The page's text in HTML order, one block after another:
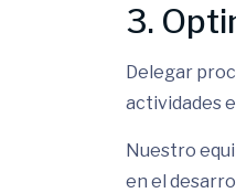
3.
Delegar
actividades
Nuestro
en el